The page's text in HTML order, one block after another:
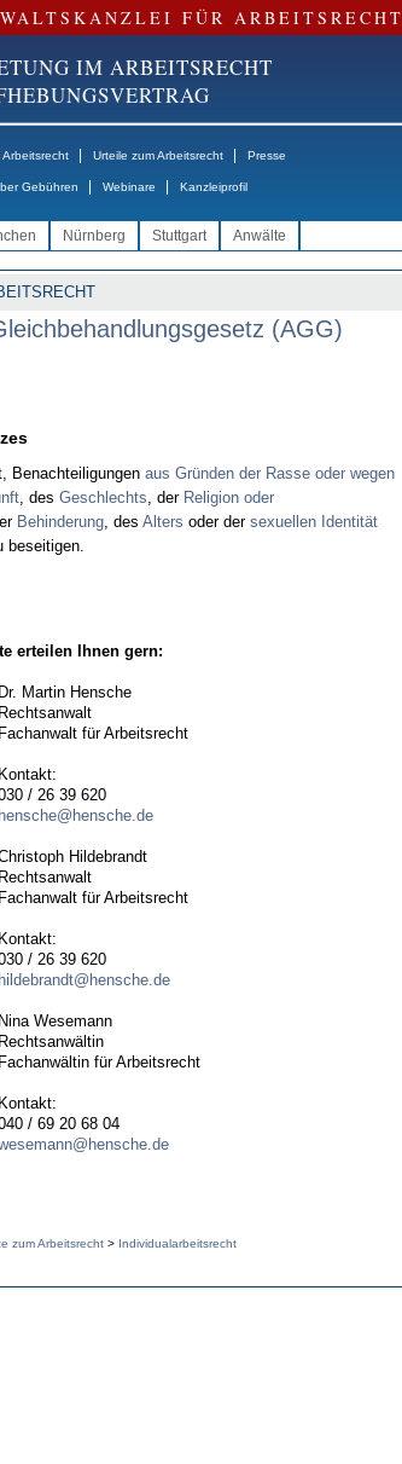
FÜR ARBEITSRECHT
IM ARBEITSRECHT
Urteile zum Arbeitsrecht Presse
Gebühren Webinare Kanzleiprofil
Nürnberg Stuttgart Anwälte
(AGG)
Benachteiligungen aus Gründen der Rasse oder wegen
, des Geschlechts, der Religion oder
Behinderung, des Alters oder der sexuellen Identität
beseitigen.
erteilen Ihnen gern:
Dr. Martin Hensche
Rechtsanwalt
Fachanwalt für Arbeitsrecht
Kontakt:
/ 26 39 620
hensche@hensche.de
Hildebrandt
Rechtsanwalt
Fachanwalt für Arbeitsrecht
Kontakt:
/ 26 39 620
hildebrandt@hensche.de
Nina Wesemann
Rechtsanwältin
Fachanwältin für Arbeitsrecht
Kontakt:
/ 69 20 68 04
zum Arbeitsrecht > Individualarbeitsrecht